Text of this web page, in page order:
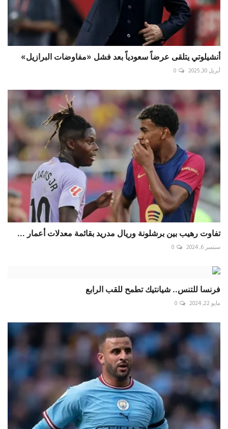
أنشيلوتي يتلقى عرضاً سعودياً بعد فشل «مفاوضات البرازيل»
أبريل 30, 2025 0
تفاوت رهيب بين برشلونة وريال مدريد بقائمة معدلات أعمار ...
سبتمبر 6, 2024 0
فرنسا للتنس.. شيانتيك تطمح للقب الرابع
مايو 22, 2024 0